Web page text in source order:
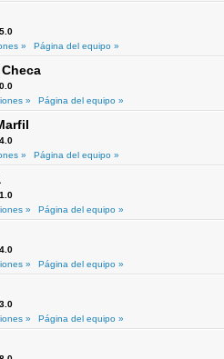
»
Página del equipo »
»
Página del equipo »
»
Página del equipo »
»
Página del equipo »
»
Página del equipo »
»
Página del equipo »